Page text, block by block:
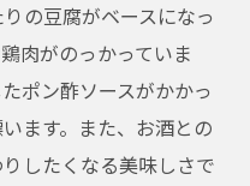
の豆腐がベースになっ
肉がのっかっていま
ポン酢ソースがかかっ
ます。また、お酒との
したくなる美味しさで